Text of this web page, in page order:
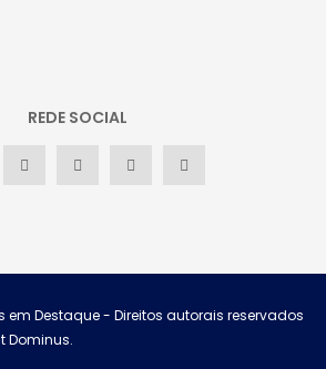
REDE SOCIAL
em Destaque- Direitos autorais reservados
Dominus.